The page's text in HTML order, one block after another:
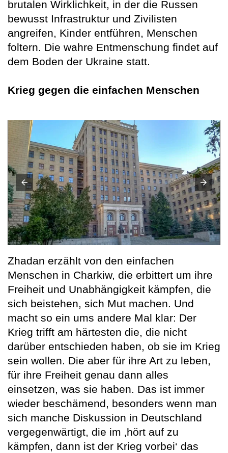
brutalen Wirklichkeit, in der die Russen
bewusst Infrastruktur und Zivilisten
angreifen, Kinder entführen, Menschen
foltern. Die wahre Entmenschung findet auf
dem Boden der Ukraine statt.
Krieg gegen die einfachen Menschen
Zhadan erzählt von den einfachen
Menschen in Charkiw, die erbittert um ihre
Freiheit und Unabhängigkeit kämpfen, die
sich beistehen, sich Mut machen. Und
macht so ein ums andere Mal klar: Der
Krieg trifft am härtesten die, die nicht
darüber entschieden haben, ob sie im Krieg
sein wollen. Die aber für ihre Art zu leben,
für ihre Freiheit genau dann alles
einsetzen, was sie haben. Das ist immer
wieder beschämend, besonders wenn man
sich manche Diskussion in Deutschland
vergegenwärtigt, die im ‚hört auf zu
kämpfen, dann ist der Krieg vorbei‘ das